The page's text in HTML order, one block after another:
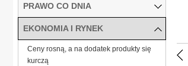
PRAWO CO DNIA
EKONOMIA I RYNEK
Ceny rosną, a na dodatek produkty się
kurczą